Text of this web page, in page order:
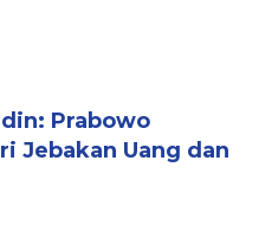
Prabowo
Jebakan Uang dan